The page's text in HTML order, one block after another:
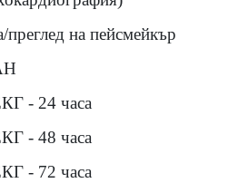
преглед на пейсмейкър
- 24 часа
- 48 часа
- 72 часа